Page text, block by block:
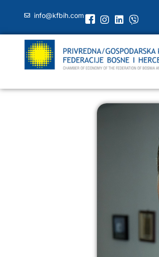
info@kfbih.com